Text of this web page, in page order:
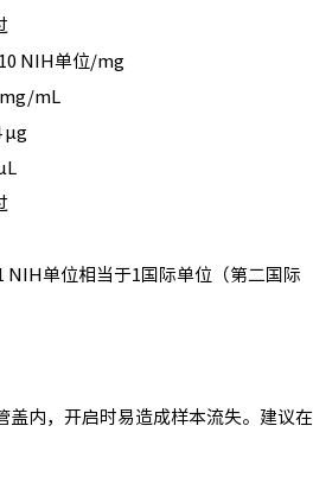
NIH单位/mg
mg/mL
µg
单位相当于1国际单位（第二国际
内，开启时易造成样本流失。建议在